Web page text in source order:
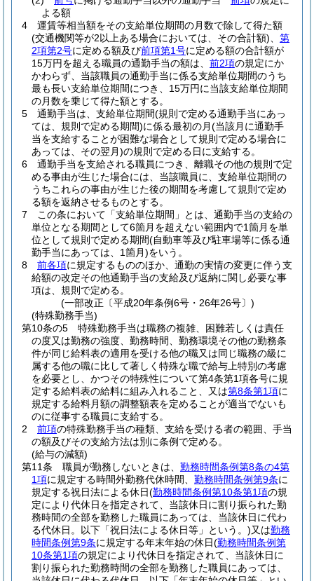
よる額
4
運賃等相当額をその支給単位期間の月数で除して得た額
(交通機関等が2以上ある場合においては、その合計額)
第
2項第2号に定める額及び前項第1号に定める額の合計額が
15万円を超える職員の通勤手当の額は、 前2項の規定にか
かわらず、当該職員の通勤手当に係る支給単位期間のうち
最も長い支給単位期間につき、15万円に当該支給単位期間
の月数を乗じて得た額とする。
5
通勤手当は、支給単位期間(規則で定める通勤手当にあっ
ては、規則で定める期間)に係る最初の月(当該月に通勤手
当を支給することが困難な場合として規則で定める場合に
あっては、その翌月)の規則で定める日に支給する。
6
通勤手当を支給される職員につき、離職その他の規則で定
める事由が生じた場合には、当該職員に、支給単位期間の
うちこれらの事由が生じた後の期間を考慮して規則で定め
る額を返納させるものとする。
7
この条において「支給単位期間」とは、通勤手当の支給の
単位となる期間として6箇月を超えない範囲内で1箇月を単
位として規則で定める期間(自動車等及び駐車場等に係る通
勤手当にあっては、1箇月)をいう。
8
前各項に規定するもののほか、通勤の実情の変更に伴う支
給額の改定その他通勤手当の支給及び返納に関し必要な事
項は、規則で定める。
(一部改正〔平成20年条例6号・26年26号〕)
(特殊勤務手当)
第10条の5
特殊勤務手当は職務の複雑、困難若しくは責任
の度又は勤務の強度、勤務時間、勤務環境その他の勤務条
件が同じ給料表の適用を受ける他の職又は同じ職務の級に
属する他の職に比して著しく特殊な職で給与上特別の考慮
を必要とし、かつその特殊性について第4条第1項各号に規
定する給料表の給料に組み入れること、又は第8条第1項に
規定する給料月額の調整額表を定めることが適当でないも
のに従事する職員に支給する。
2
前項の特殊勤務手当の種類、支給を受ける者の範囲、手当
の額及びその支給方法は別に条例で定める。
(給与の減額)
第11条
職員が勤務しないときは、 勤務時間条例第8条の4第
1項に規定する時間外勤務代休時間、 勤務時間条例第9条に
規定する祝日法による休日(勤務時間条例第10条第1項の規
定により代休日を指定されて、当該休日に割り振られた勤
務時間の全部を勤務した職員にあっては、当該休日に代わ
る代休日。以下「祝日法による休日等」という。)又は勤務
時間条例第9条に規定する年末年始の休日(勤務時間条例第
10条第1項の規定により代休日を指定されて、当該休日に
割り振られた勤務時間の全部を勤務した職員にあっては、